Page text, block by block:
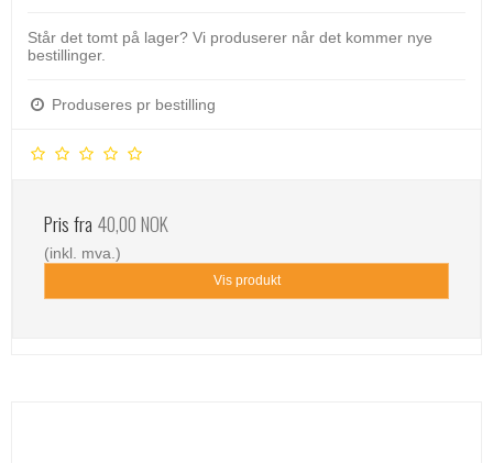
Står det tomt på lager? Vi produserer når det kommer nye
bestillinger.
Produseres pr bestilling
Pris fra 40,00 NOK
(inkl. mva.)
Vis produkt